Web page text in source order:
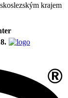
krajem